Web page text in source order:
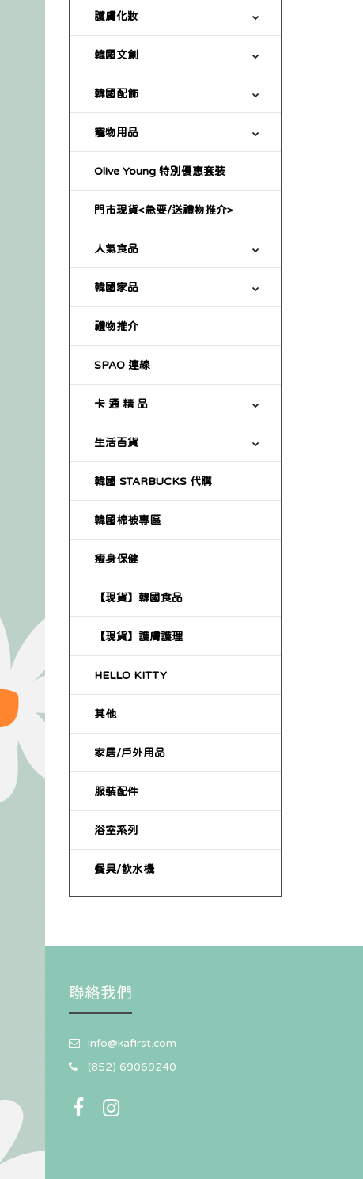
護膚化妝
韓國文創
韓國配飾
寵物用品
Olive Young 特別優惠套裝
門市現貨<急要/送禮物推介>
人氣食品
韓國家品
禮物推介
SPAO 連線
卡 通 精 品
生活百貨
韓國 STARBUCKS 代購
韓國棉被專區
瘦身保健
【現貨】韓國食品
【現貨】護膚護理
HELLO KITTY
其他
家居/戶外用品
服裝配件
浴室系列
餐具/飲水機
聯絡我們
info@kafirst.com
(852) 69069240